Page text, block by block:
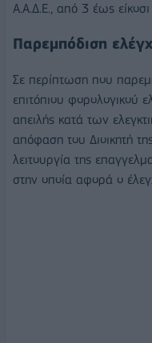
Α.Α.Δ.Ε., από 3 έως
Παρεμπόδιση
Σε περίπτωση που
επιτόπιου φορολογικού
απειλής κατά των
απόφαση του Διοικητή
λειτουργία της
στην οποία αφορά ο